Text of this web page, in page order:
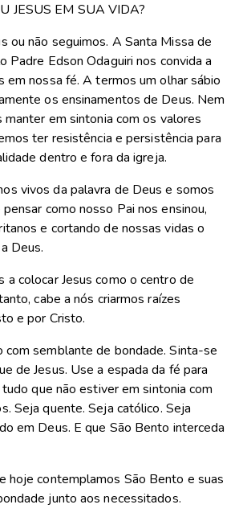
JESUS EM SUA VIDA?
ou não seguimos. A Santa Missa de
Padre Edson Odaguiri nos convida a
em nossa fé. A termos um olhar sábio
os ensinamentos de Deus. Nem
em sintonia com os valores
ter resistência e persistência para
dentro e fora da igreja.
vivos da palavra de Deus e somos
como nosso Pai nos ensinou,
e cortando de nossas vidas o
Deus.
a colocar Jesus como o centro de
cabe a nós criarmos raízes
e por Cristo.
com semblante de bondade. Sinta-se
de Jesus. Use a espada da fé para
que não estiver em sintonia com
Seja quente. Seja católico. Seja
em Deus. E que São Bento interceda
hoje contemplamos São Bento e suas
junto aos necessitados.